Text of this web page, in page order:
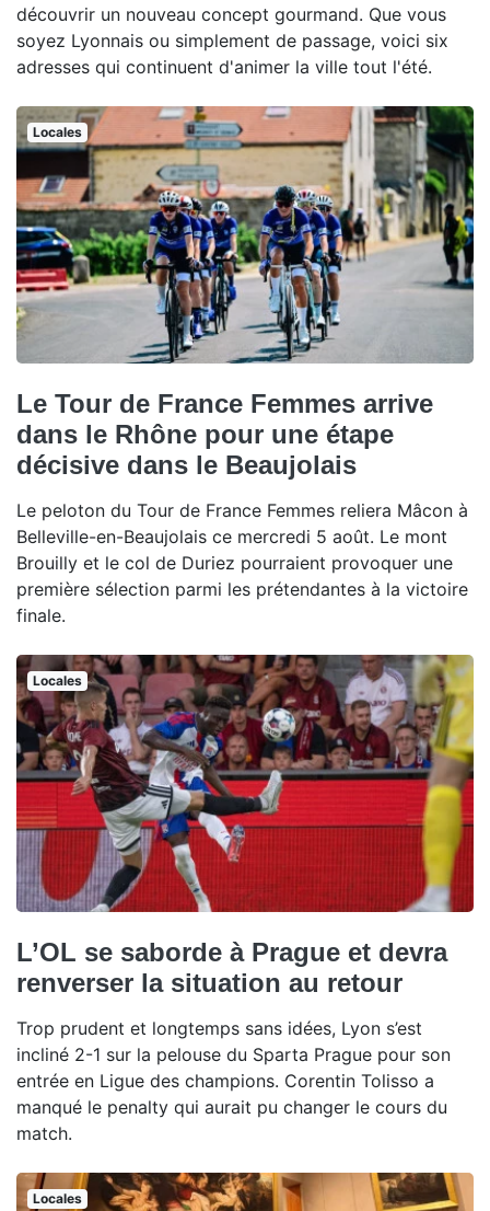
découvrir un nouveau concept gourmand. Que vous
soyez Lyonnais ou simplement de passage, voici six
adresses qui continuent d'animer la ville tout l'été.
Locales
Le Tour de France Femmes arrive
dans le Rhône pour une étape
décisive dans le Beaujolais
Le peloton du Tour de France Femmes reliera Mâcon à
Belleville-en-Beaujolais ce mercredi 5 août. Le mont
Brouilly et le col de Duriez pourraient provoquer une
première sélection parmi les prétendantes à la victoire
finale.
Locales
L’OL se saborde à Prague et devra
renverser la situation au retour
Trop prudent et longtemps sans idées, Lyon s’est
incliné 2-1 sur la pelouse du Sparta Prague pour son
entrée en Ligue des champions. Corentin Tolisso a
manqué le penalty qui aurait pu changer le cours du
match.
Locales